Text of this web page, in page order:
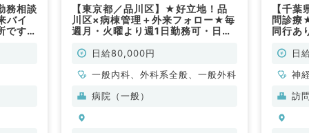
務相談
バイ
です
【東京都／品川区】★好立地！品
川区×病棟管理＋外来フォロー★毎
週月・火曜より週1日勤務可・日給
目不問（内科系・外科系／非常勤）
日給80,000円
一般内科、外科系全般、一般外科
病院（一般）
【千
問診療
同行あ
／非常
日
神
科
訪